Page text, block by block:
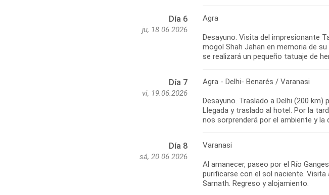
Día 6
ju, 18.06.2026
Agra
Desayuno. Visita del impresionante
mogol Shah Jahan en memoria de
se realizará un pequeño tatuaje de
Día 7
vi, 19.06.2026
Agra - Delhi- Benarés / Varanasi
Desayuno. Traslado a Delhi (200 km)
Llegada y traslado al hotel. Por la
nos sorprenderá por el ambiente y la
Día 8
sá, 20.06.2026
Varanasi
Al amanecer, paseo por el Río
purificarse con el sol naciente. Visita
Sarnath. Regreso y alojamiento.